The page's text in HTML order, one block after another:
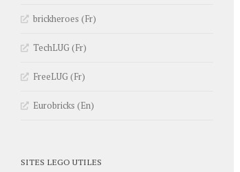
brickheroes (Fr)
TechLUG (Fr)
FreeLUG (Fr)
Eurobricks (En)
SITES LEGO UTILES